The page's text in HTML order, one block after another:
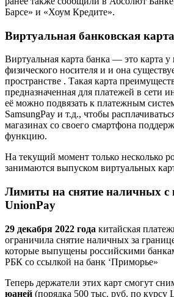
Барсе» и «Хоум Кредите».
Виртуальная банковская
Виртуальная карта банка — это карта у
физического носителя и и она
пространстве . Такая карта
предназначенная для платежей в сети
её можно подвязать к платежным
SamsungPay и т.д., чтобы
магазинах со своего смартфона
функцию.
На текущий момент только несколько
занимаются выпуском виртуальных
Лимиты на снятие наличных
UnionPay
29 декабря 2022 года китайская
ограничила снятие наличных за
которые выпущены российскими
РБК со ссылкой на банк ‘Приморье»
Теперь держатели этих карт смогут
юаней (порядка 500 тыс. руб. по курсу